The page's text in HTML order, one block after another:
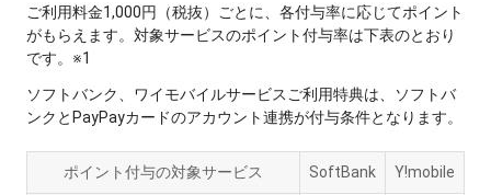
ご利用料金1,000円（税抜）ごとに、各付与率に応じてポイント
がもらえます。対象サービスのポイント付与率は下表のとおり
です。※1
ソフトバンク、ワイモバイルサービスご利用特典は、ソフトバ
ンクとPayPayカードのアカウント連携が付与条件となります。
ポイント付与の対象サービス SoftBank Y!mobile